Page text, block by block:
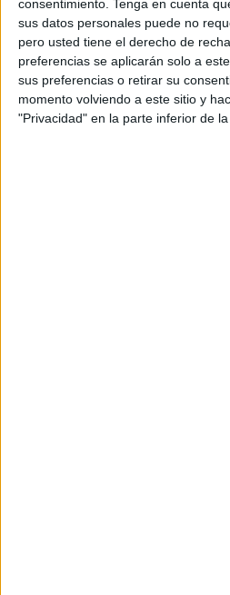
consentimiento. Tenga en cuenta
sus datos personales puede no
pero usted tiene el derecho de
preferencias se aplicarán solo a
sus preferencias o retirar su
momento volviendo a este sitio y
"Privacidad" en la parte inferior de
ENLACE AL
DESCARGA